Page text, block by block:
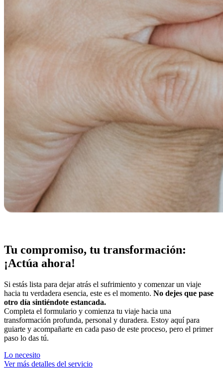
Tu compromiso, tu transformación:
¡Actúa ahora!
Si estás lista para dejar atrás el sufrimiento y comenzar un viaje
hacia tu verdadera esencia, este es el momento. No dejes que pase
otro día sintiéndote estancada.
Completa el formulario y comienza tu viaje hacia una
transformación profunda, personal y duradera. Estoy aquí para
guiarte y acompañarte en cada paso de este proceso, pero el primer
paso lo das tú.
Lo necesito
Ver más detalles del servicio